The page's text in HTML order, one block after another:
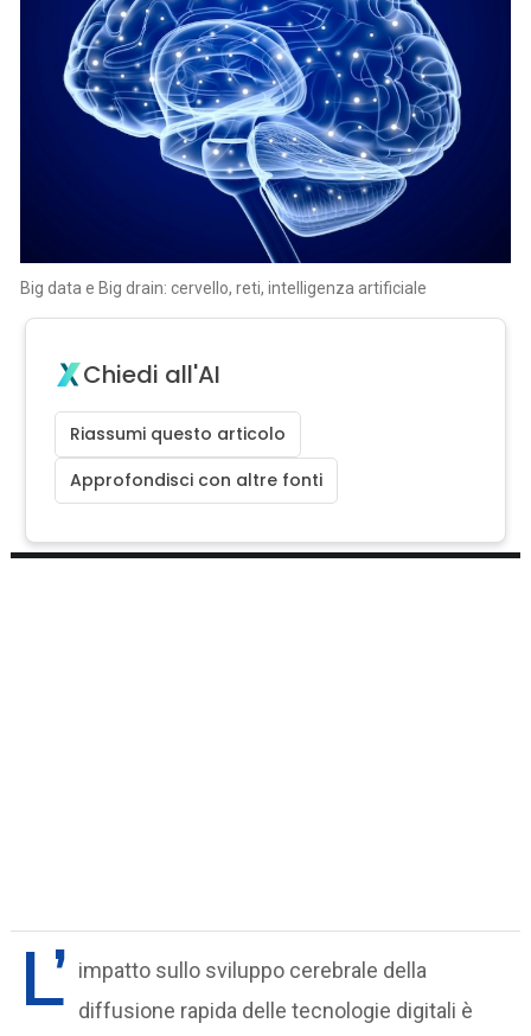
Big data e Big drain: cervello, reti, intelligenza artificiale
Chiedi all'AI
Riassumi questo articolo
Approfondisci con altre fonti
L’ impatto sullo sviluppo cerebrale della
diffusione rapida delle tecnologie digitali è